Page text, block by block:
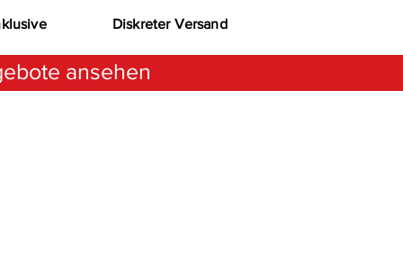
Diskreter Versand
ansehen